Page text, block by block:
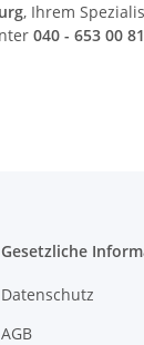
, Ihrem
040 - 653 00 81
Gesetzliche
Datenschutz
AGB